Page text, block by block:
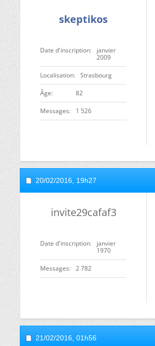
skeptikos
Date d'inscription
janvier
2009
Localisation Strasbourg
ge 82
Messages 1 526
20/02/2016, 19h27
invite29cafaf3
Date d'inscription
janvier
1970
Messages 2 782
21/02/2016, 01h56